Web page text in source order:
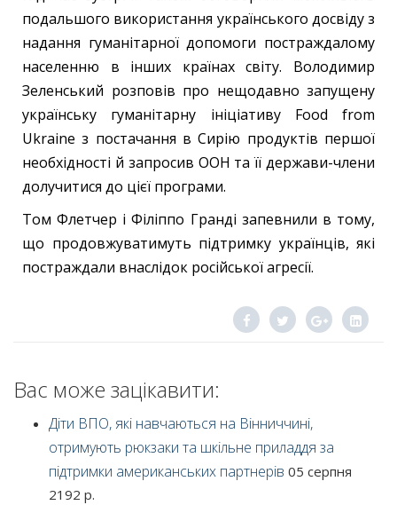
подальшого використання українського досвіду з
надання гуманітарної допомоги постраждалому
населенню в інших країнах світу. Володимир
Зеленський розповів про нещодавно запущену
українську гуманітарну ініціативу Food from
Ukraine з постачання в Сирію продуктів першої
необхідності й запросив ООН та її держави-члени
долучитися до цієї програми.
Том Флетчер і Філіппо Гранді запевнили в тому,
що продовжуватимуть підтримку українців, які
постраждали внаслідок російської агресії.
Вас може зацікавити:
Діти ВПО, які навчаються на Вінниччині,
отримують рюкзаки та шкільне приладдя за
підтримки американських партнерів 05 серпня
2192 р.